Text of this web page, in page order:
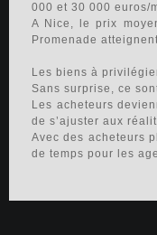
000 et 30 000 euros/
A Nice, le prix
Promenade
Les biens à
Sans surprise, ce
Les acheteurs
de s’ajuster aux
Avec des acheteurs
de temps pour les